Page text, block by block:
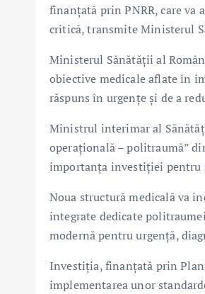
finanțată prin PNRR, care va
critică, transmite Ministerul
Ministerul Sănătății al
obiective medicale aflate în
răspuns în urgențe și de a
Ministrul interimar al
operațională – politraumă”
importanța investiției pentru
Noua structură medicală va
integrate dedicate
modernă pentru urgență,
Investiția, finanțată prin
implementarea unor